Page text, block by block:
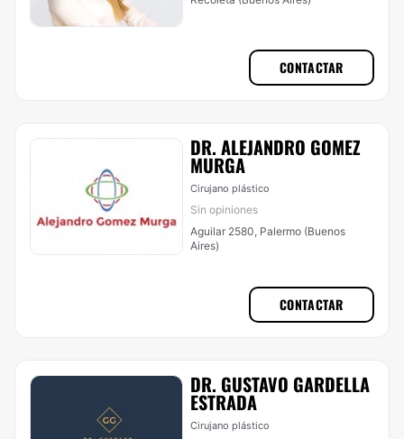
CONTACTAR
DR. ALEJANDRO GOMEZ
MURGA
Cirujano plástico
Sin opiniones
Aguilar 2580, Palermo (Buenos
Aires)
CONTACTAR
DR. GUSTAVO GARDELLA
ESTRADA
Cirujano plástico